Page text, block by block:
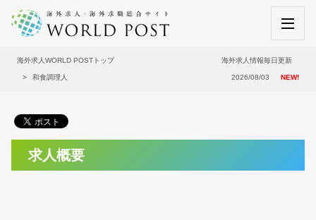
海外求人WORLD POSTトップ
和食調理人
海外求人情報毎日更新
2026/08/03 NEW!
求人概要